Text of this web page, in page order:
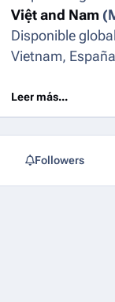
Việt and Nam
Disponible
Vietnam,
Leer más...
Followers